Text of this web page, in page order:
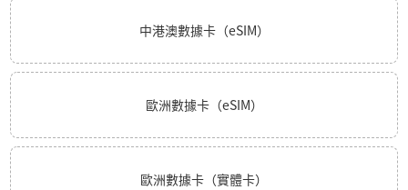
中港澳數據卡（eSIM）
歐洲數據卡（eSIM）
歐洲數據卡（實體卡）